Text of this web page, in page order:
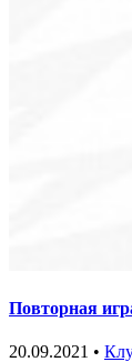
Повторная
20.09.2021 •